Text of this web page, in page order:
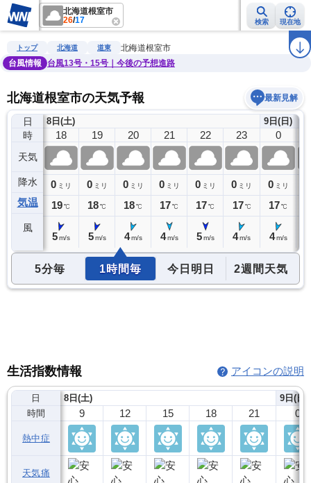
北海道根室市
26/17 検索 現在地
雨雲レーダー 台風情報 地震情報 ラ
トップ 北海道 道東
北海道根室市
台風情報
台風13号・15号｜今後の予想進路
北海道根室市の天気予報 最新見解
日
時
天気
降水
気温
風
8日(土)
17
0ミリ
20℃
18
0 ミリ
19℃
5 m/s
19
0 ミリ
18℃
5 m/s
20
0 ミリ
18℃
4 m/s
21
0 ミリ
17℃
4 m/s
22
0 ミリ
17℃
5 m/s
23
0 ミリ
17 ℃
4m/s
9日(日)
0
0 ミリ
17℃
4 m/s
5分毎 1時間毎 今日明日 2週間天気
生活指数情報 アイコンの説明
日
時間
熱中症
天気痛
8日(土)
9 12 15 18 21
9日(日)
0